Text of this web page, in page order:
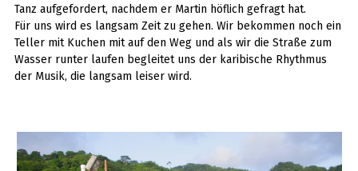
Tanz aufgefordert, nachdem er Martin höflich gefragt hat.
Für uns wird es langsam Zeit zu gehen. Wir bekommen noch ein
Teller mit Kuchen mit auf den Weg und als wir die Straße zum
Wasser runter laufen begleitet uns der karibische Rhythmus
der Musik, die langsam leiser wird.